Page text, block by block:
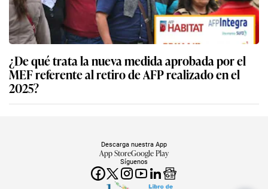
¿De qué trata la nueva medida aprobada por el
MEF referente al retiro de AFP realizado en el
2025?
Síguenos
Descarga nuestra App
App StoreGoogle Play